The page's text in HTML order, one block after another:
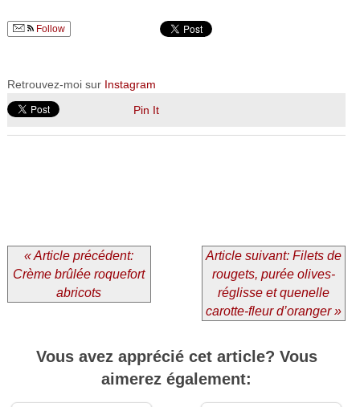
Follow
Retrouvez-moi sur Instagram
Pin It
« Article précédent:
Crème brûlée roquefort
abricots
Article suivant: Filets de
rougets, purée olives-
réglisse et quenelle
carotte-fleur d’oranger »
Vous avez apprécié cet article? Vous
aimerez également: